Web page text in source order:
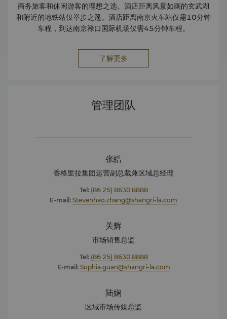
商务旅客和休闲游客的理想之选。酒店距离风景如画的玄武湖
和附近的地铁站仅举步之遥。酒店距离南京火车站仅需10分钟
车程，到达南京禄口国际机场仅需45分钟车程。
了解更多
管理团队
张皓
香格里拉集团运营副总裁兼区域总经理
Tel: (86 25) 8630 8888
E-mail: Stevenhao.zhang@shangri-la.com
关辉
市场销售总监
Tel: (86 25) 8630 8888
E-mail: Sophia.guan@shangri-la.com
陆娴
区域市场传媒总监